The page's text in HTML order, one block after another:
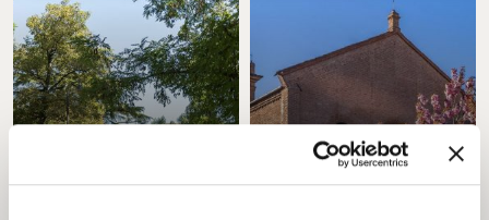
La primavera in 5